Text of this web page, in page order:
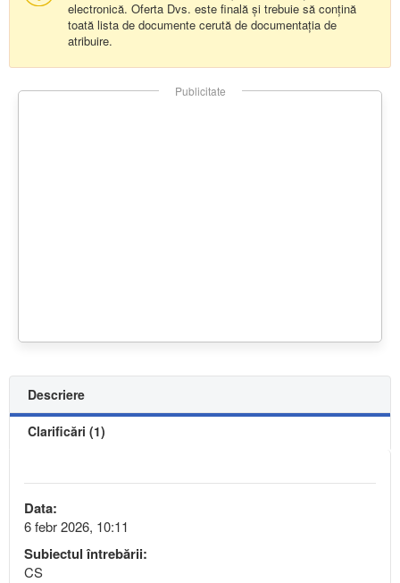
electronică. Oferta Dvs. este finală și trebuie să conțină
toată lista de documente cerută de documentația de
atribuire.
Publicitate
Descriere
Clarificări (1)
Data:
6 febr 2026, 10:11
Subiectul întrebării:
CS